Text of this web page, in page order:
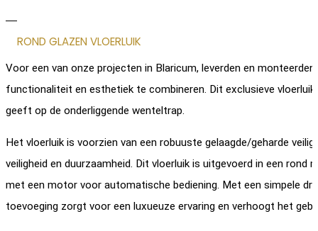
ROND GLAZEN VLOERLUIK
Voor een van onze projecten in Blaricum, leverden en
functionaliteit en esthetiek te combineren. Dit exclusieve
geeft op de onderliggende wenteltrap.
Het vloerluik is voorzien van een robuuste gelaagde/geharde
veiligheid en duurzaamheid. Dit vloerluik is uitgevoerd in een
met een motor voor automatische bediening. Met een simpele
toevoeging zorgt voor een luxueuze ervaring en verhoogt het